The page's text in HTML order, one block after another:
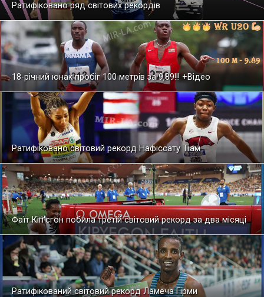
Ратифіковано ряд світових рекордів
18-річний юнак пробіг 100 метрів за 9,89!!! +Відео
Ратифіковано світовий рекорд Нафіссату Тіам
Фаїт Кіп'єгон побила третій світовий рекорд за два місяці
Ратифікований світовий рекорд Ламеча Гірми